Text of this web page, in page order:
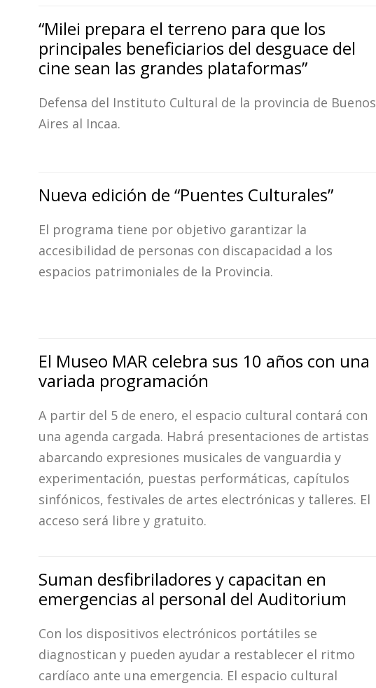
“Milei prepara el terreno para que los
principales beneficiarios del desguace del
cine sean las grandes plataformas”
Defensa del Instituto Cultural de la provincia de Buenos
Aires al Incaa.
Nueva edición de “Puentes Culturales”
El programa tiene por objetivo garantizar la
accesibilidad de personas con discapacidad a los
espacios patrimoniales de la Provincia.
El Museo MAR celebra sus 10 años con una
variada programación
A partir del 5 de enero, el espacio cultural contará con
una agenda cargada. Habrá presentaciones de artistas
abarcando expresiones musicales de vanguardia y
experimentación, puestas performáticas, capítulos
sinfónicos, festivales de artes electrónicas y talleres. El
acceso será libre y gratuito.
Suman desfibriladores y capacitan en
emergencias al personal del Auditorium
Con los dispositivos electrónicos portátiles se
diagnostican y pueden ayudar a restablecer el ritmo
cardíaco ante una emergencia. El espacio cultural